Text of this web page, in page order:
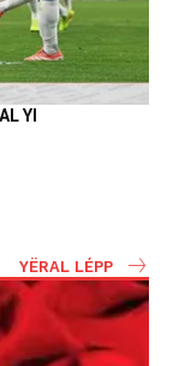
YI
YËRAL LÉPP